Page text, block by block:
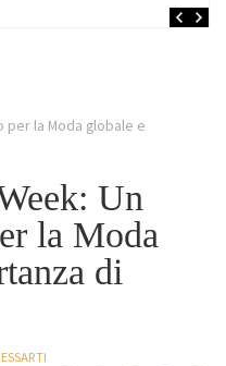
per la Moda globale e
Un
la Moda
di